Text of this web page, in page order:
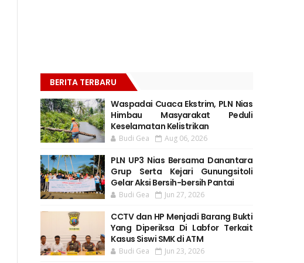
BERITA TERBARU
Waspadai Cuaca Ekstrim, PLN Nias
Himbau Masyarakat Peduli
Keselamatan Kelistrikan
Budi Gea Aug 06, 2026
PLN UP3 Nias Bersama Danantara
Grup Serta Kejari Gunungsitoli
Gelar Aksi Bersih-bersih Pantai
Budi Gea Jun 27, 2026
CCTV dan HP Menjadi Barang Bukti
Yang Diperiksa Di Labfor Terkait
Kasus Siswi SMK di ATM
Budi Gea Jun 23, 2026